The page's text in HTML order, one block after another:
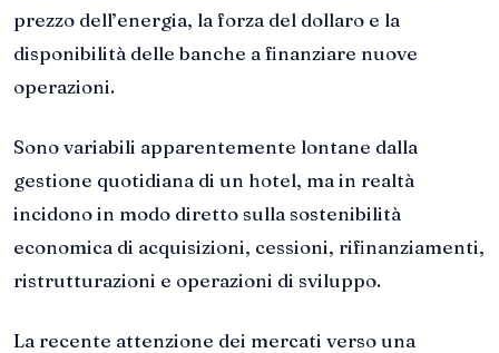
prezzo dell’energia, la forza del dollaro e la
disponibilità delle banche a finanziare nuove
operazioni.
Sono variabili apparentemente lontane dalla
gestione quotidiana di un hotel, ma in realtà
incidono in modo diretto sulla sostenibilità
economica di acquisizioni, cessioni, rifinanziamenti,
ristrutturazioni e operazioni di sviluppo.
La recente attenzione dei mercati verso una